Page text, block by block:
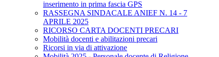
inserimento in prima fascia GPS
RASSEGNA SINDACALE ANIEF N. 14 - 7
APRILE 2025
RICORSO CARTA DOCENTI PRECARI
Mobilità docenti e abilitazioni precari
Ricorsi in via di attivazione